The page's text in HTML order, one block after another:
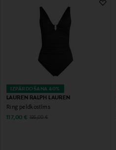
IZPĀRDOŠANA 40%
LAUREN RALPH LAUREN
Ring peldkostīms
Discounted Price
117,00 € Original Price
195,00 €